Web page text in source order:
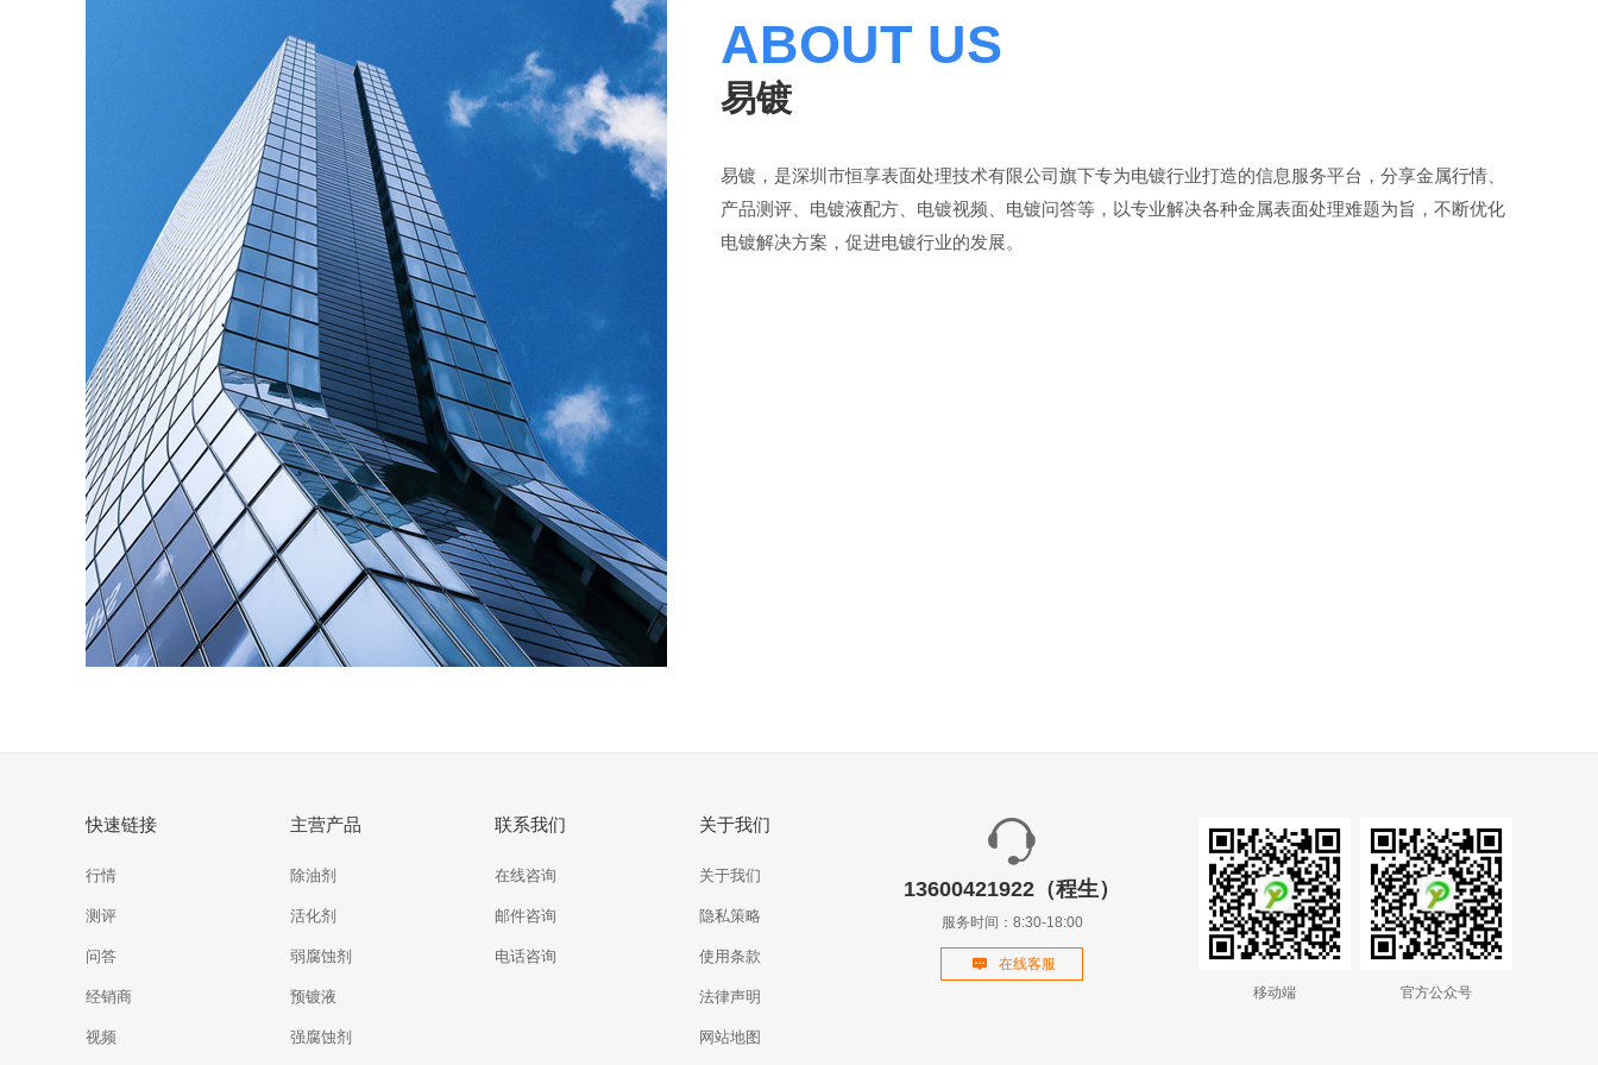
ABOUT US
易镀
易镀，是深圳市恒享表面处理技术有限公司旗下专为电镀行业打造的信息服务平台，分享金属行情、
产品测评、电镀液配方、电镀视频、电镀问答等，以专业解决各种金属表面处理难题为旨，不断优化
电镀解决方案，促进电镀行业的发展。
快速链接
行情
测评
问答
经销商
视频
主营产品
除油剂
活化剂
弱腐蚀剂
预镀液
强腐蚀剂
联系我们
在线咨询
邮件咨询
电话咨询
关于我们
关于我们
隐私策略
使用条款
法律声明
网站地图
13600421922（程生）
服务时间：8:30-18:00
在线客服
移动端
官方公众号